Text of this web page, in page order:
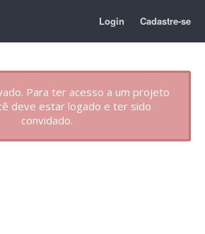
Login Cadastre-se
Para ter acesso a um projeto
deve estar logado e ter sido
convidado.